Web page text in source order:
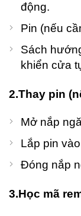
động.
Pin (nếu
Sách
khiển cửa
2.Thay pin
Mở nắp
Lắp pin
Đóng nắp
3.Học mã